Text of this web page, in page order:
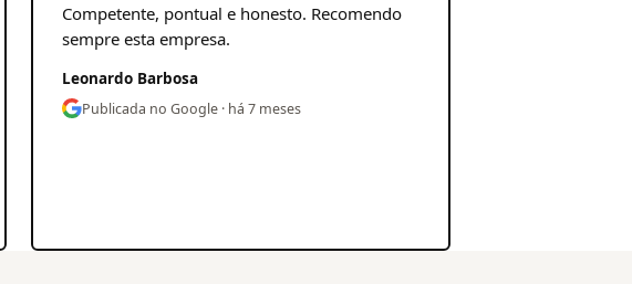
Competente, pontual e honesto. Recomendo
sempre esta empresa.
Leonardo Barbosa
Publicada no Google · há 7 meses